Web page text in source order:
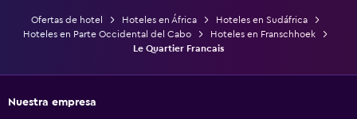
Ofertas de hotel Hoteles en África
Hoteles en Sudáfrica
Hoteles en Parte Occidental del Cabo
Hoteles en Franschhoek
Le Quartier Francais
Nuestra empresa